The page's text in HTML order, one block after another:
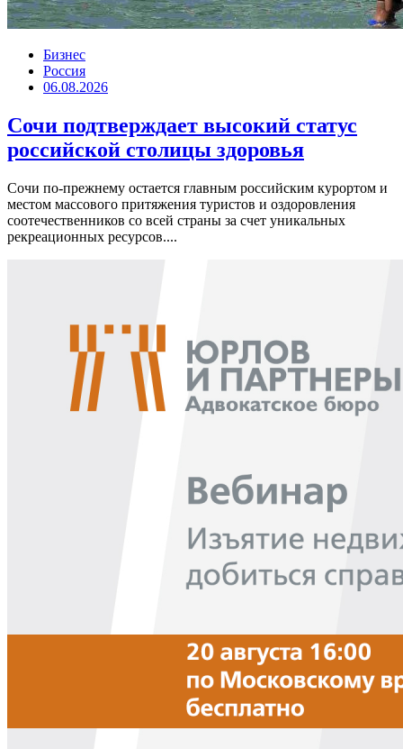
Бизнес
Россия
06.08.2026
Сочи подтверждает высокий статус
российской столицы здоровья
Сочи по-прежнему остается главным российским курортом и
местом массового притяжения туристов и оздоровления
соотечественников со всей страны за счет уникальных
рекреационных ресурсов....